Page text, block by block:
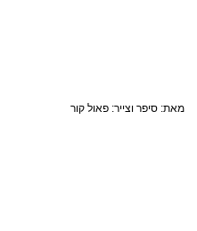
מאת: סיפר וצייר: פאול קור